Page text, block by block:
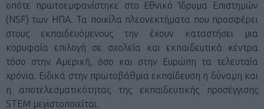
οπότε πρωτοεμφανίστηκε στο Εθνικό Ίδρυμα Επιστημών
(NSF) των ΗΠΑ. Τα ποικίλα πλεονεκτήματα που προσφέρει
στους εκπαιδευόμενους την έχουν καταστήσει μια
κορυφαία επιλογή σε σχολεία και εκπαιδευτικά κέντρα
τόσο στην Αμερική, όσο και στην Ευρώπη τα τελευταία
χρόνια. Ειδικά στην πρωτοβάθμια εκπαίδευση η δύναμη και
η αποτελεσματικότητας της εκπαιδευτικής προσέγγισης
STEM μεγιστοποιείται.